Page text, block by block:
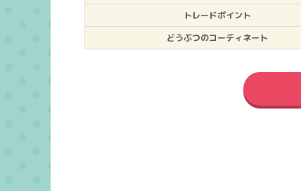
トレードポイント
どうぶつのコーディネート